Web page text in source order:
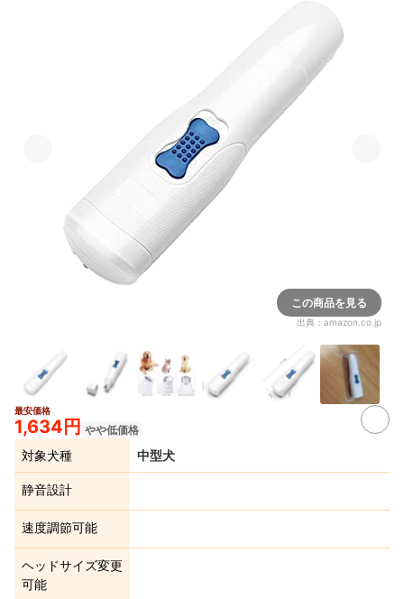
この商品を見る
出典： amazon.co.jp
最安価格
1,634円 やや低価格
対象犬種 中型犬
静音設計
速度調節可能
ヘッドサイズ変更
可能